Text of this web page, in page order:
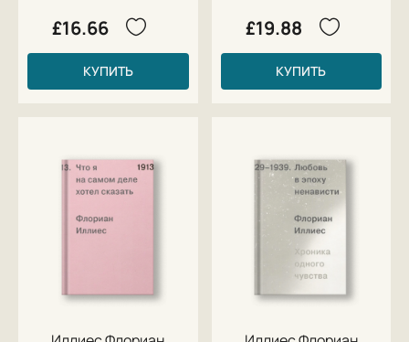
£16.66
КУПИТЬ
£19.88
КУПИТЬ